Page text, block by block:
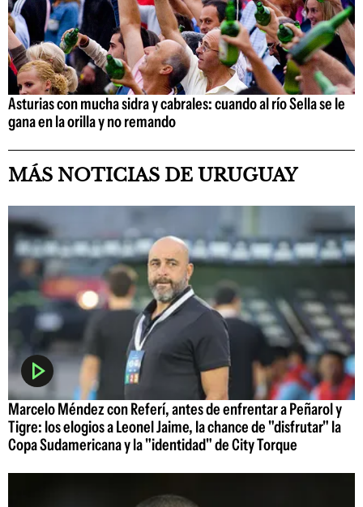
Asturias con mucha sidra y cabrales: cuando al río Sella se le
gana en la orilla y no remando
MÁS NOTICIAS DE URUGUAY
Marcelo Méndez con Referí, antes de enfrentar a Peñarol y
Tigre: los elogios a Leonel Jaime, la chance de "disfrutar" la
Copa Sudamericana y la "identidad" de City Torque